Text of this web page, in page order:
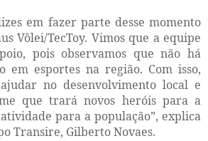
em fazer parte desse momento
Vôlei/TecToy. Vimos que a equipe
pois observamos que não há
em esportes na região. Com isso,
no desenvolvimento local e
que trará novos heróis para a
para a população”, explica
Transire, Gilberto Novaes.